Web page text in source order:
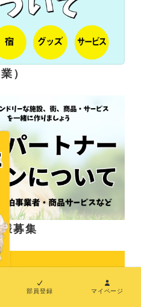
）
募集
部員登録 マイページ